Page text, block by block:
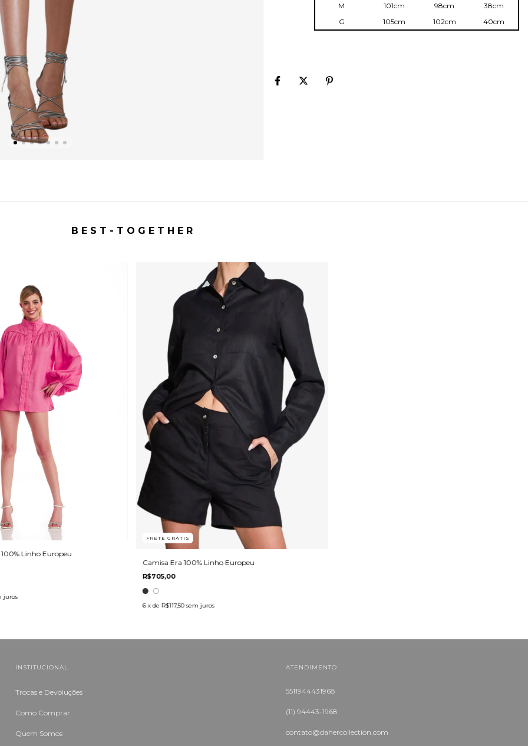
M
101cm 98cm
38cm
G
105cm 102cm 40cm
B E S T - T O G E T H E R
Linho Europeu
juros
FRETE GRÁTIS
Camisa Era 100% Linho Europeu
R$705,00
6 x de R$117,50 sem juros
INSTITUCIONAL
Trocas e Devoluções
Como Comprar
Quem Somos
ATENDIMENTO
5511944431968
(11) 94443-1968
contato@dahercollection.com